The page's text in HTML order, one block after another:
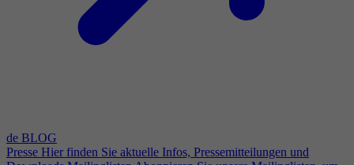
de BLOG
Presse Hier finden Sie aktuelle Infos, Pressemitteilungen und